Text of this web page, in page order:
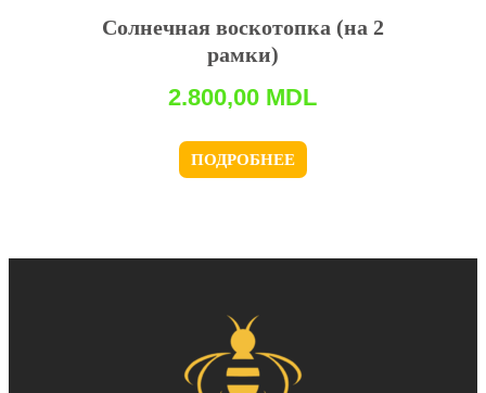
Солнечная воскотопка (на 2
рамки)
2.800,00 MDL
ПОДРОБНЕЕ